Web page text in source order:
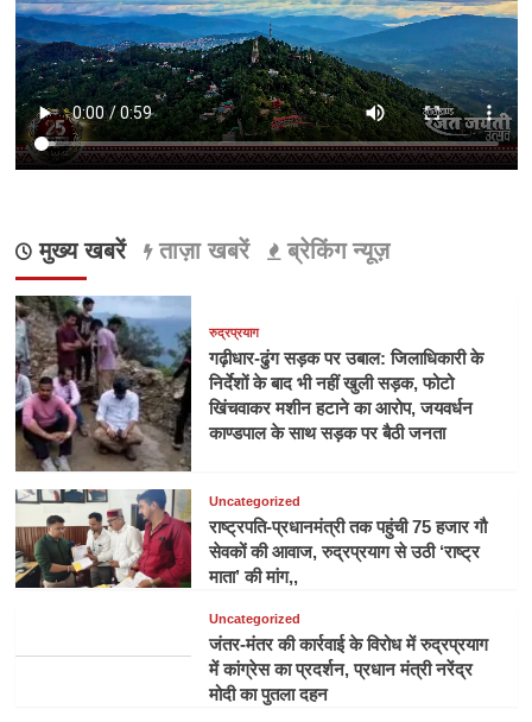
मुख्य खबरें ताज़ा खबरें ब्रेकिंग न्यूज़
रुद्रप्रयाग
गढ़ीधार-ढुंग सड़क पर उबाल: जिलाधिकारी के
निर्देशों के बाद भी नहीं खुली सड़क, फोटो
खिंचवाकर मशीन हटाने का आरोप, जयवर्धन
काण्डपाल के साथ सड़क पर बैठी जनता
Uncategorized
राष्ट्रपति-प्रधानमंत्री तक पहुंची 75 हजार गौ
सेवकों की आवाज, रुद्रप्रयाग से उठी ‘राष्ट्र
माता’ की मांग,,
Uncategorized
जंतर-मंतर की कार्रवाई के विरोध में रुद्रप्रयाग
में कांग्रेस का प्रदर्शन, प्रधान मंत्री नरेंद्र
मोदी का पुतला दहन